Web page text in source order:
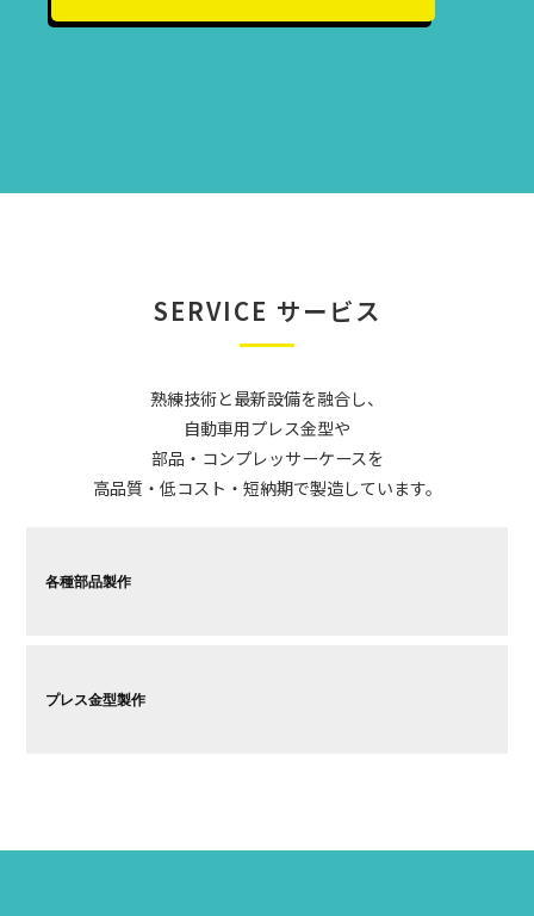
SERVICE サービス
熟練技術と最新設備を融合し、
自動車用プレス金型や
部品・コンプレッサーケースを
高品質・低コスト・短納期で製造しています。
各種部品製作
プレス金型製作